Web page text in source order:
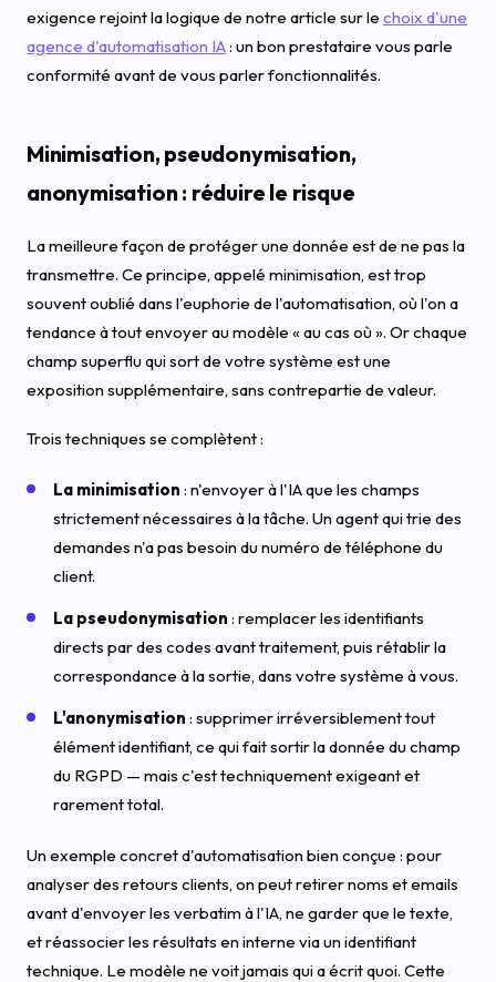
exigence rejoint la logique de notre article sur le choix d'une
agence d'automatisation IA: un bon prestataire vous parle
conformité avant de vous parler fonctionnalités.
Minimisation, pseudonymisation,
anonymisation : réduire le risque
La meilleure façon de protéger une donnée est de ne pas la
transmettre. Ce principe, appelé minimisation, est trop
souvent oublié dans l'euphorie de l'automatisation, où l'on a
tendance à tout envoyer au modèle « au cas où ». Or chaque
champ superflu qui sort de votre système est une
exposition supplémentaire, sans contrepartie de valeur.
Trois techniques se complètent :
La minimisation : n'envoyer à l'IA que les champs
strictement nécessaires à la tâche. Un agent qui trie des
demandes n'a pas besoin du numéro de téléphone du
client.
La pseudonymisation : remplacer les identifiants
directs par des codes avant traitement, puis rétablir la
correspondance à la sortie, dans votre système à vous.
L'anonymisation : supprimer irréversiblement tout
élément identifiant, ce qui fait sortir la donnée du champ
du RGPD — mais c'est techniquement exigeant et
rarement total.
Un exemple concret d'automatisation bien conçue : pour
analyser des retours clients, on peut retirer noms et emails
avant d'envoyer les verbatim à l'IA, ne garder que le texte,
et réassocier les résultats en interne via un identifiant
technique. Le modèle ne voit jamais qui a écrit quoi. Cette